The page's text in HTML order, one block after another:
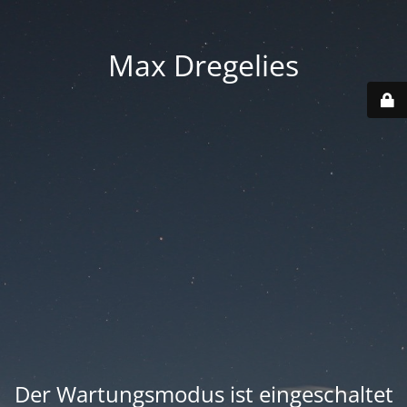
Max Dregelies
Der Wartungsmodus ist eingeschaltet